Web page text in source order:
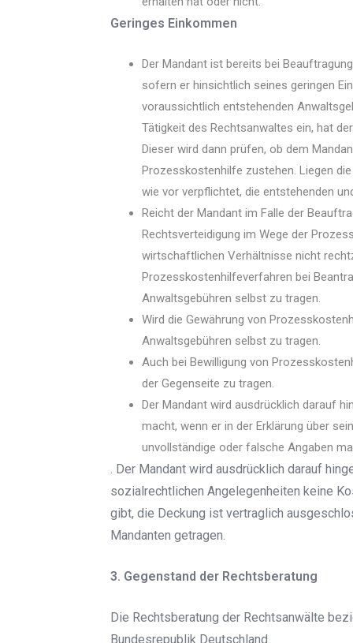
Geringes Einkommen
Der Mandant ist bereits bei
sofern er hinsichtlich seines geringen
voraussichtlich entstehenden
Tätigkeit des Rechtsanwaltes ein, hat
Dieser wird dann prüfen, ob dem
Prozesskostenhilfe zustehen. Liegen
wie vor verpflichtet, die entstehenden
Reicht der Mandant im Falle der
Rechtsverteidigung im Wege der
wirtschaftlichen Verhältnisse nicht
Prozesskostenhilfeverfahren bei
Anwaltsgebühren selbst zu tragen.
Wird die Gewährung von
Anwaltsgebühren selbst zu tragen.
Auch bei Bewilligung von
der Gegenseite zu tragen.
Der Mandant wird ausdrücklich darauf
macht, wenn er in der Erklärung über
unvollständige oder falsche Angaben
. Der Mandant wird ausdrücklich darauf
sozialrechtlichen Angelegenheiten keine
gibt, die Deckung ist vertraglich
Mandanten getragen.
3. Gegenstand der Rechtsberatung
Die Rechtsberatung der Rechtsanwälte
Bundesrepublik Deutschland.